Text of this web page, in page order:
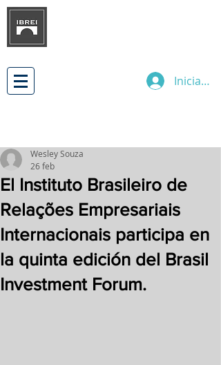
Iniciar
El Instituto Brasileiro de
Relações Empresariais
Internacionais participa en
la quinta edición del Brasil
Investment Forum.
Wesley Souza
26 feb